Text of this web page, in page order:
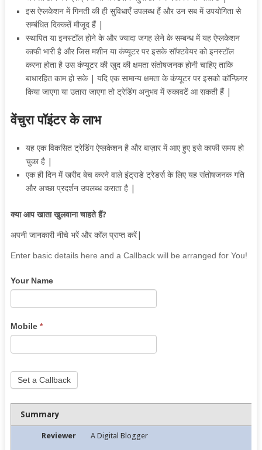
इसऐप्लकेशन में गिनती की ही सुविधाएँ उपलब्ध हैं और उन सब में उपयोगिता से
सम्बंधित दिक्कतें मौजूद हैं |
स्थापित या इनस्टॉल होने के और ज्यादा जगह लेने के सम्बन्ध में यहऐप्लकेशन
काफी भारी है और जिस मशीन या कंप्यूटर पर इसके सॉफ्टवेयर को इनस्टॉल
करना होता है उस कंप्यूटर की खुद की क्षमता संतोषजनक होनी चाहिए ताकि
बाधारहित काम हो सके | यदि एक सामान्य क्षमता के कंप्यूटर पर इसको कॉन्फ़िगर
किया जाएगा या उतारा जाएगा तो ट्रेडिंग अनुभव में रुकावटें आ सकती हैं |
वेंचुरा पॉइंटर के लाभ
यह एक विकसित ट्रेडिंगऐप्लकेशन है और बाज़ार में आए हुए इसे काफी समय हो
चुका है |
एक ही दिन में खरीद बेच करने वाले इंट्राडे ट्रेडर्स के लिए यह संतोषजनक गति
और अच्छा प्रदर्शन उपलब्ध कराता है |
क्या आप खाता खुलवाना चाहते हैं?
अपनी जानकारी नीचे भरें और कॉल प्राप्त करें|
If
are
leave
this
field
Enter basic details here and a Callback will be arranged for You!
Your Name
Mobile *
Set a Callback
Summary
Reviewer A Digital Blogger